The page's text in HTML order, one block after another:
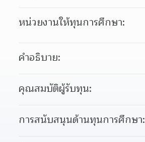
หน่วยงานให้ทุนการศึกษา:
คำอธิบาย:
คุณสมบัติผู้รับทุน:
การสนับสนุนด้านทุนการศึกษา: